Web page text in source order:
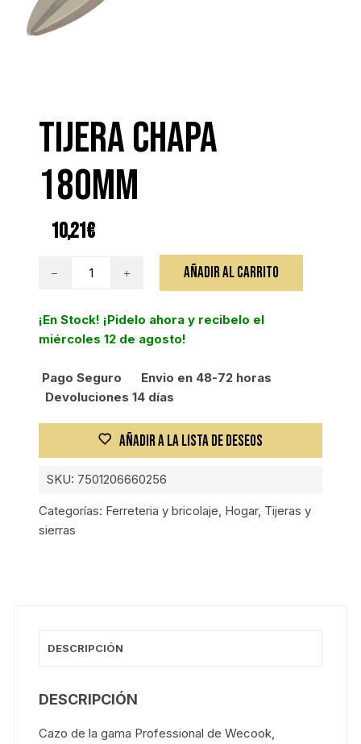
TIJERA CHAPA
180MM
10,21€
TIJERA
cantidad
AÑADIR AL CARRITO
¡En Stock! ¡Pidelo ahora y recibelo el
miércoles 12 de agosto!
Pago Seguro
Envio en 48-72 horas
Devoluciones 14 días
AÑADIR A LA LISTA DE DESEOS
SKU: 7501206660256
Categorías: Ferreteria y bricolaje, Hogar, Tijeras y
sierras
DESCRIPCIÓN
DESCRIPCIÓN
Cazo de la gama Professional de Wecook,